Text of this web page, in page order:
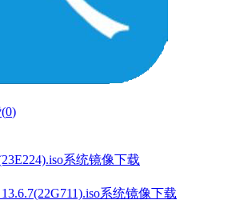
0)
系统镜像下载
系统镜像下载